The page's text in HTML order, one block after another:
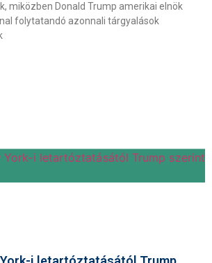
miközben Donald Trump amerikai elnök
folytatandó azonnali tárgyalások